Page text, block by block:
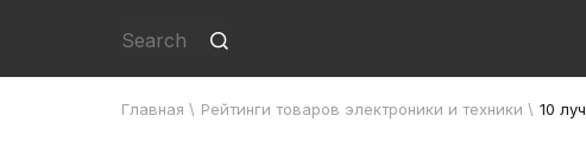
Главная \ Рейтинги товаров электроники и техники \ 10